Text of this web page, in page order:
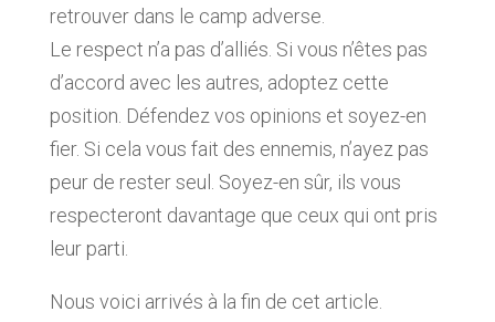
retrouver dans le camp adverse.
Le respect n’a pas d’alliés. Si vous n’êtes pas
d’accord avec les autres, adoptez cette
position. Défendez vos opinions et soyez-en
fier. Si cela vous fait des ennemis, n’ayez pas
peur de rester seul. Soyez-en sûr, ils vous
respecteront davantage que ceux qui ont pris
leur parti.
Nous voici arrivés à la fin de cet article.